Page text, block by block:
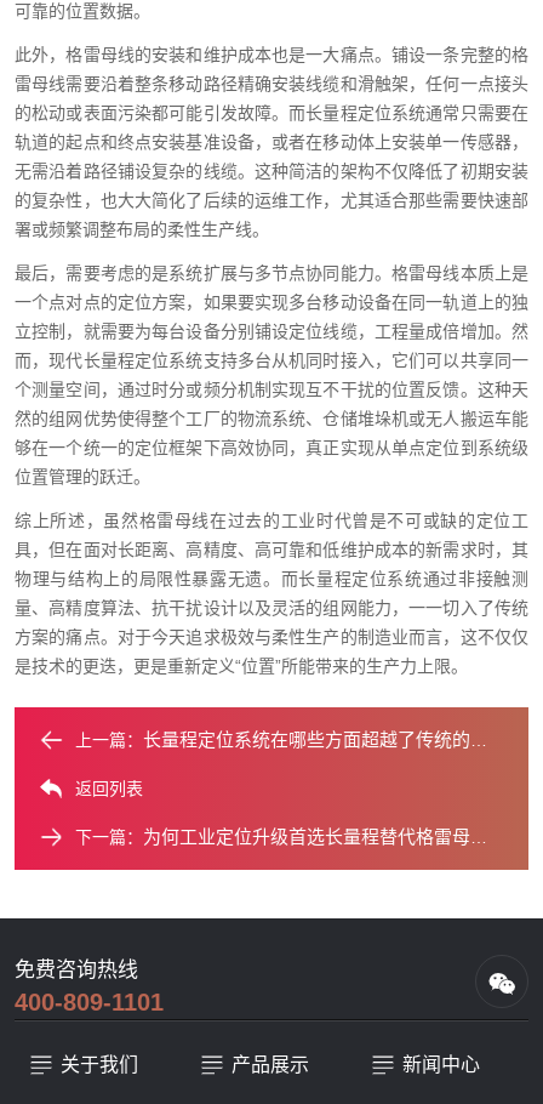
可靠的位置数据。
此外，格雷母线的安装和维护成本也是一大痛点。铺设一条完整的格
雷母线需要沿着整条移动路径精确安装线缆和滑触架，任何一点接头
的松动或表面污染都可能引发故障。而长量程定位系统通常只需要在
轨道的起点和终点安装基准设备，或者在移动体上安装单一传感器，
无需沿着路径铺设复杂的线缆。这种简洁的架构不仅降低了初期安装
的复杂性，也大大简化了后续的运维工作，尤其适合那些需要快速部
署或频繁调整布局的柔性生产线。
最后，需要考虑的是系统扩展与多节点协同能力。格雷母线本质上是
一个点对点的定位方案，如果要实现多台移动设备在同一轨道上的独
立控制，就需要为每台设备分别铺设定位线缆，工程量成倍增加。然
而，现代长量程定位系统支持多台从机同时接入，它们可以共享同一
个测量空间，通过时分或频分机制实现互不干扰的位置反馈。这种天
然的组网优势使得整个工厂的物流系统、仓储堆垛机或无人搬运车能
够在一个统一的定位框架下高效协同，真正实现从单点定位到系统级
位置管理的跃迁。
综上所述，虽然格雷母线在过去的工业时代曾是不可或缺的定位工
具，但在面对长距离、高精度、高可靠和低维护成本的新需求时，其
物理与结构上的局限性暴露无遗。而长量程定位系统通过非接触测
量、高精度算法、抗干扰设计以及灵活的组网能力，一一切入了传统
方案的痛点。对于今天追求极效与柔性生产的制造业而言，这不仅仅
是技术的更迭，更是重新定义“位置”所能带来的生产力上限。
上一篇： 长量程定位系统在哪些方面超越了传统的格雷母线？
返回列表
下一篇： 为何工业定位升级首选长量程替代格雷母线？
免费咨询热线
400-809-1101
关于我们 产品展示 新闻中心